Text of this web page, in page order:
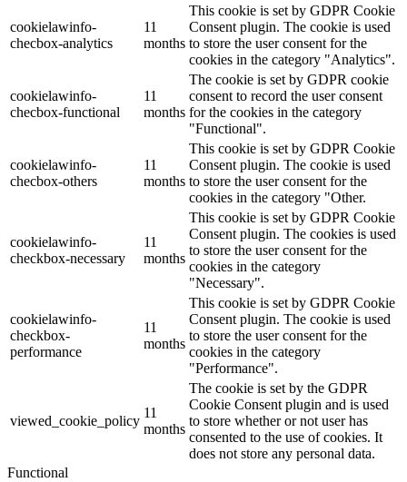
cookielawinfo-
checbox-analytics
11
months
This cookie is set by GDPR Cookie
Consent plugin. The cookie is used
to store the user consent for the
cookies in the category "Analytics".
cookielawinfo-
checbox-functional
11
months
The cookie is set by GDPR cookie
consent to record the user consent
for the cookies in the category
"Functional".
cookielawinfo-
checbox-others
11
months
This cookie is set by GDPR Cookie
Consent plugin. The cookie is used
to store the user consent for the
cookies in the category "Other.
cookielawinfo-
checkbox-necessary
11
months
This cookie is set by GDPR Cookie
Consent plugin. The cookies is used
to store the user consent for the
cookies in the category
"Necessary".
cookielawinfo-
checkbox-
performance
11
months
This cookie is set by GDPR Cookie
Consent plugin. The cookie is used
to store the user consent for the
cookies in the category
"Performance".
viewed_cookie_policy
11
months
The cookie is set by the GDPR
Cookie Consent plugin and is used
to store whether or not user has
consented to the use of cookies. It
does not store any personal data.
Functional